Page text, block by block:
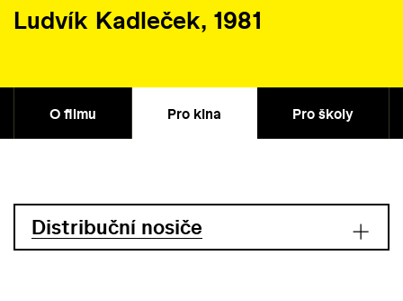
Ludvík Kadleček, 1981
O filmu Pro kina Pro školy
Distribuční nosiče